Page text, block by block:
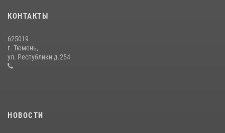
Росгвардейцы в День семьи, любви и верности оказали помощь
жителям Тюмени, оказавшимся в сложной жизненной ситуации
08 июля 2026, 09:38
КОНТАКТЫ
625019
г. Тюмень,
ул. Республики д.254
НОВОСТИ